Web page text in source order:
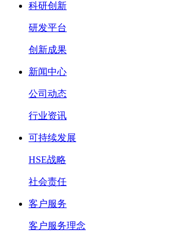
科研创新
研发平台
创新成果
新闻中心
公司动态
行业资讯
可持续发展
HSE战略
社会责任
客户服务
客户服务理念